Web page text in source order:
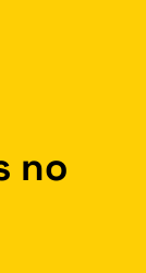
no